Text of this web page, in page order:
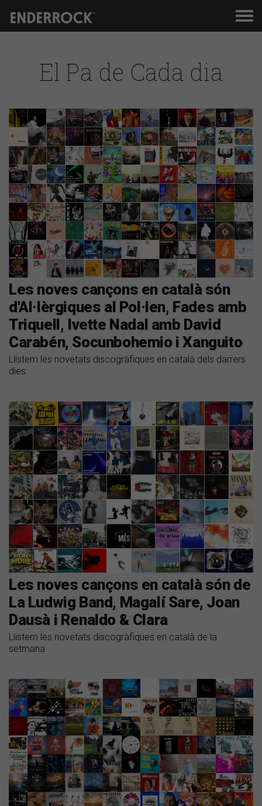
El Pa de Cada dia
Les noves cançons en català són
d'Al·lèrgiques al Pol·len, Fades amb
Triquell, Ivette Nadal amb David
Carabén, Socunbohemio i Xanguito
Llistem les novetats discogràfiques en català dels darrers
dies
Les noves cançons en català són de
La Ludwig Band, Magalí Sare, Joan
Dausà i Renaldo & Clara
Llistem les novetats discogràfiques en català de la
setmana